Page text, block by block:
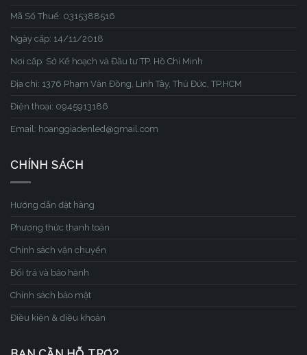
Mã Số Thuế: 0315388516
Ngày cấp: 14/11/2018
Nơi cấp: Sở Kế hoạch và Đầu tư TP. Hồ Chí Minh
Địa chỉ: 1376 Phạm Văn Đồng, Linh Tây, Thủ Đức, TP.HCM
Điện thoại: 0945913186
Email: hoanggiadenled@gmail.com
CHÍNH SÁCH
Hướng dẫn đặt hàng
Phương thức thanh toán
Chính sách vận chuyển
Đổi trả và bảo hành
Chính sách bảo mật
Điều kiện & điều khoản